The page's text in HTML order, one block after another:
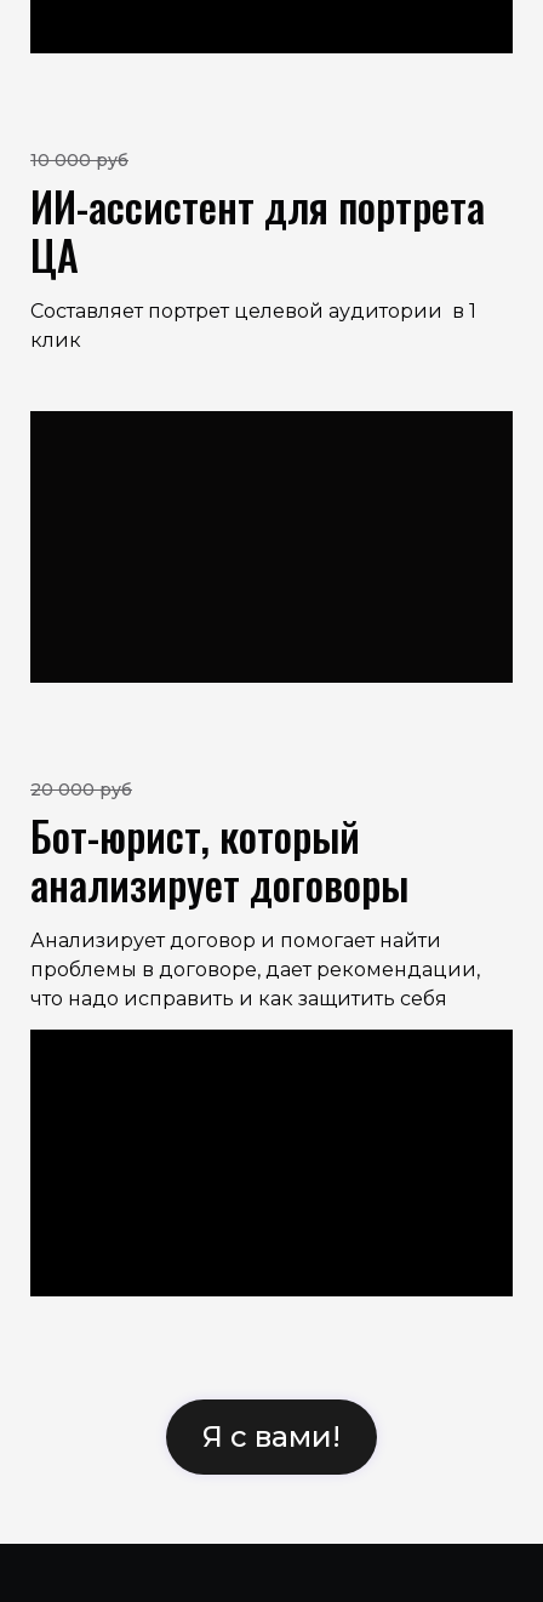
10 000 руб
ИИ-ассистент для портрета
ЦА
Составляет портрет целевой аудитории в 1
клик
20 000 руб
Бот-юрист, который
анализирует договоры
Анализирует договор и помогает найти
проблемы в договоре, дает рекомендации,
что надо исправить и как защитить себя
Я с вами!